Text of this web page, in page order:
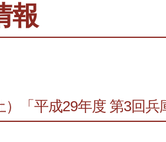
報
「平成29年度 第3回兵